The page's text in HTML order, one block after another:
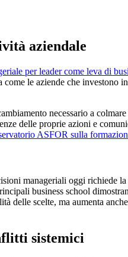
aziendale
per leader come leva di
le aziende che investono
necessario a
delle proprie azioni e
ASFOR sulla
manageriali oggi richiede
business school
scelte, ma aumenta
sistemici